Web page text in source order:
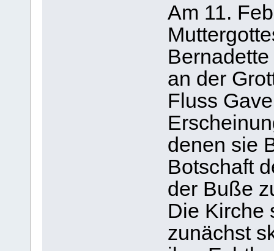
Am 11.
an der
Fluss
denen sie
Botschaft
der Buße
Die Kirche
zunächst